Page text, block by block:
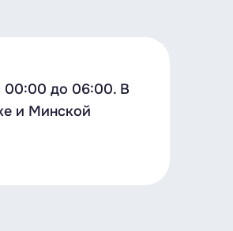
00:00 до 06:00. В
и Минской